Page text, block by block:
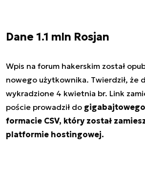
Dane 1.1 mln Rosjan
Wpis na forum hakerskim został
nowego użytkownika. Twierdził, że
wykradzione 4 kwietnia br. Link
poście prowadził do
formacie CSV, który został
platformie hostingowej.